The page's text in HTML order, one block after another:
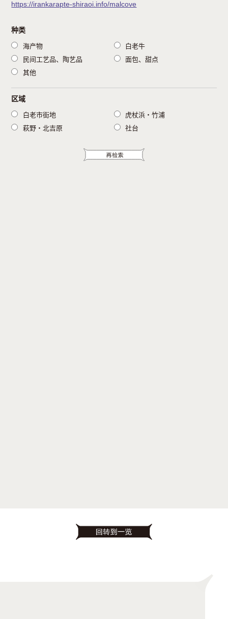
种类
海产物
白老牛
民间工艺品、陶艺品
面包、甜点
其他
区域
白老市街地
虎杖浜・竹浦
萩野・北吉原
社台
https://irankarapte-shiraoi.info/malcove